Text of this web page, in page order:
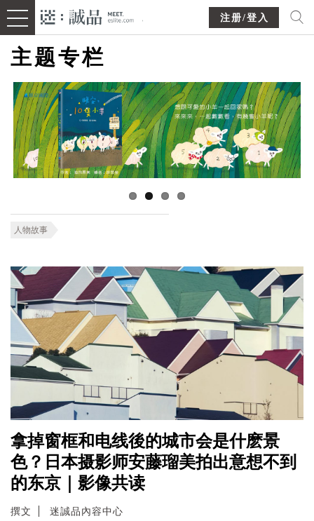
注册/登入
主题专栏
人物故事
拿掉窗框和电线後的城市会是什麽景
色？日本摄影师安藤瑠美拍出意想不到
的东京｜影像共读
撰文 迷誠品內容中心